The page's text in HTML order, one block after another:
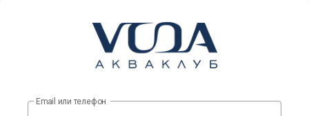
Email или телефон